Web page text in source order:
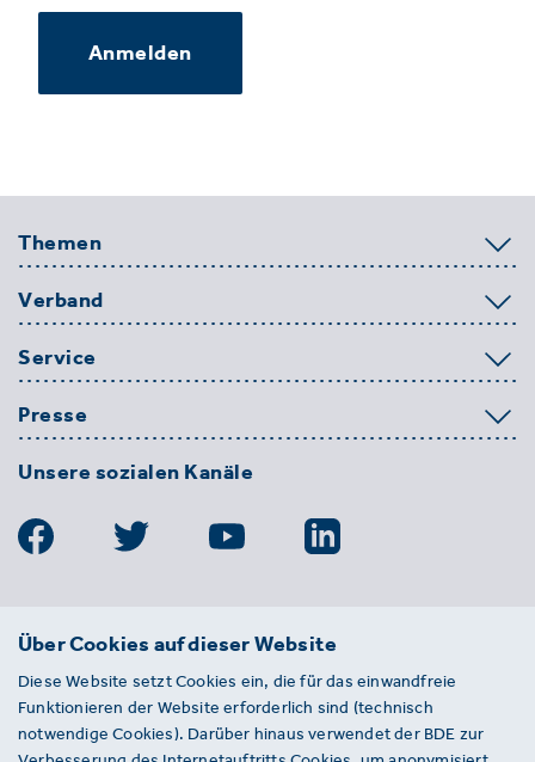
Anmelden
Themen
Verband
Service
Presse
Unsere sozialen Kanäle
BDE
Entsorgungs-, Wasser- und
Kreislaufwirtschaft e. V.
Von-der-Heydt-Straße 2
Über Cookies auf dieser Website
Diese Website setzt Cookies ein, die für das einwandfreie
Funktionieren der Website erforderlich sind (technisch
notwendige Cookies). Darüber hinaus verwendet der BDE zur